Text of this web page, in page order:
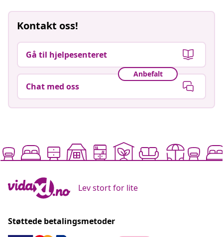
Kontakt oss!
Gå til hjelpesenteret
Anbefalt
Chat med oss
Lev stort for lite
Støttede betalingsmetoder